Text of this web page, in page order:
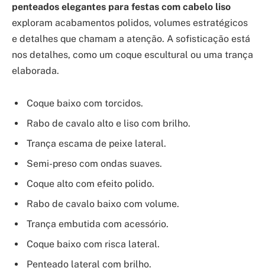
penteados elegantes para festas com cabelo liso
exploram acabamentos polidos, volumes estratégicos
e detalhes que chamam a atenção. A sofisticação está
nos detalhes, como um coque escultural ou uma trança
elaborada.
Coque baixo com torcidos.
Rabo de cavalo alto e liso com brilho.
Trança escama de peixe lateral.
Semi-preso com ondas suaves.
Coque alto com efeito polido.
Rabo de cavalo baixo com volume.
Trança embutida com acessório.
Coque baixo com risca lateral.
Penteado lateral com brilho.